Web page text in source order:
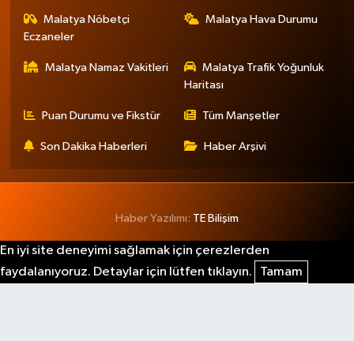
Malatya Nöbetçi
Eczaneler
Malatya Hava Durumu
Malatya Namaz Vakitleri
Malatya Trafik Yoğunluk
Haritası
Puan Durumu ve Fikstür Tüm Manşetler
Son Dakika Haberleri Haber Arşivi
Haber Yazılımı: TE Bilişim
En iyi site deneyimi sağlamak için çerezlerden
faydalanıyoruz. Detaylar için lütfen tıklayın.
Tamam